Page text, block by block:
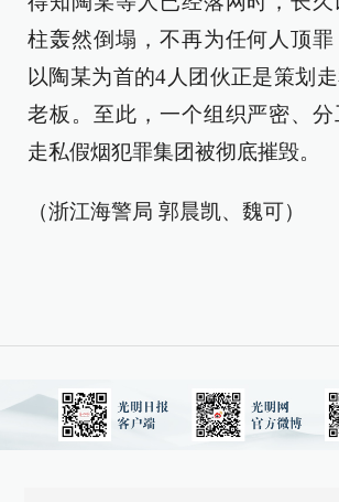
柱轰然倒塌，不再为任何人顶罪
以陶某为首的4人团伙正是策划
老板。至此，一个组织严密、
走私假烟犯罪集团被彻底摧毁。
（浙江海警局 郭晨凯、魏可）